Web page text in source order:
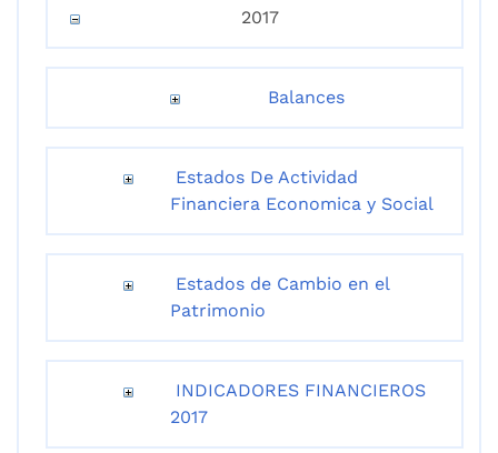
2017
Balances
Estados De Actividad
Financiera Economica y Social
Estados de Cambio en el
Patrimonio
INDICADORES FINANCIEROS
2017